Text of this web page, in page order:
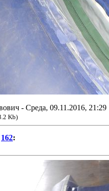
- Среда, 09.11.2016, 21:29
Kb)
162: